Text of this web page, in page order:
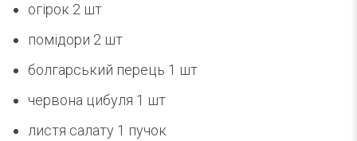
огірок 2 шт
помідори 2 шт
болгарський перець 1 шт
червона цибуля 1 шт
листя салату 1 пучок